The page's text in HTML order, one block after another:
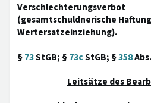
Verschlechterungsverbot
(gesamtschuldnerische
Wertersatzeinziehung).
§73StGB; §73cStGB; §358
Leitsätze des